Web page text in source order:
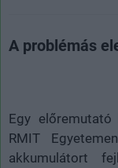
A problémás
Egy előremutató
RMIT
akkumulátort